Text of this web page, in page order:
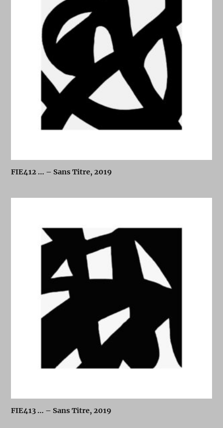
FIE412 … – Sans Titre, 2019
FIE413 … – Sans Titre, 2019